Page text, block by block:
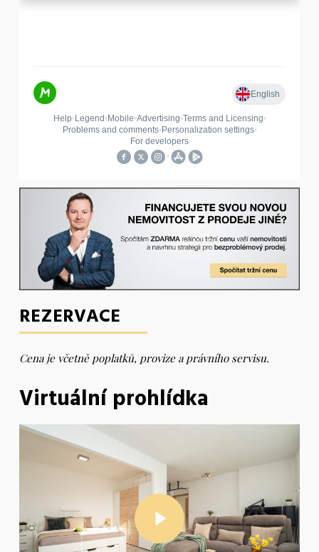
REZERVACE
Cena je včetně poplatků, provize a právního servisu.
Virtuální prohlídka
Play Video